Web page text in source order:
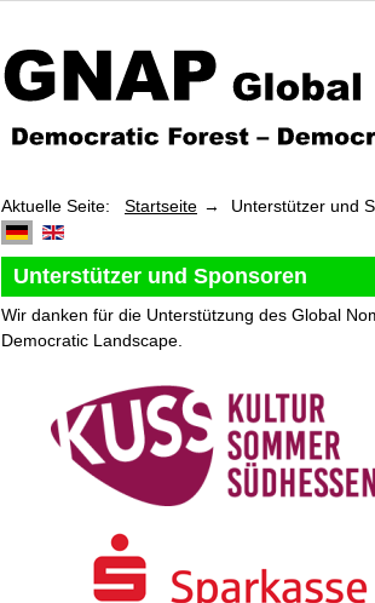
Aktuelle Seite: Startseite Unterstützer und
Unterstützer und Sponsoren
Wir danken für die Unterstützung des Global
Democratic Landscape